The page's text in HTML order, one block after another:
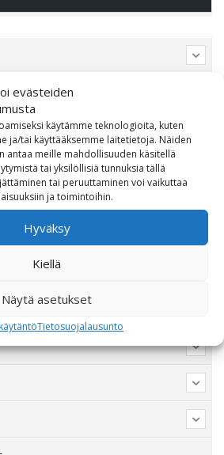
evästeiden
käytämme teknologioita, kuten
ja/tai käyttääksemme laitetietoja. Näiden
antaa meille mahdollisuuden käsitellä
tai yksilöllisiä tunnuksia tällä
tai peruuttaminen voi vaikuttaa
ja toimintoihin.
Hyväksy
Kiellä
Näytä asetukset
Tietosuojalausunto